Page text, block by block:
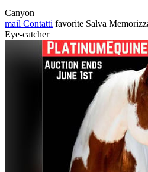
Canyon
mail Contatti favorite Salva
Eye-catcher